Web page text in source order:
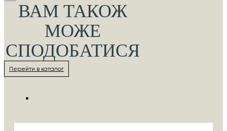
ВАМ ТАКОЖ
МОЖЕ
СПОДОБАТИСЯ
Перейти в каталог